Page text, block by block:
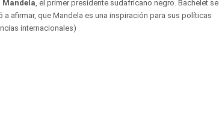
Mandela , el primer presidente sudafricano negro. Bachelet se
afirmar, que Mandela es una inspiración para sus políticas
internacionales)